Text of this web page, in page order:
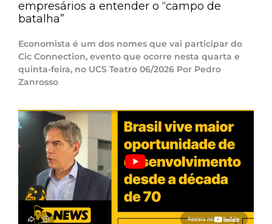
empresários a entender o “campo de
batalha”
Economista é um dos nomes que vai participar do
Cic Connection, evento que ocorre nesta quarta e
quinta-feira, no UCS Teatro 06/2026 Por Pedro
Zanrosso